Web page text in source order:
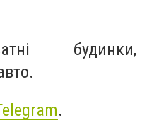
будинки,
.